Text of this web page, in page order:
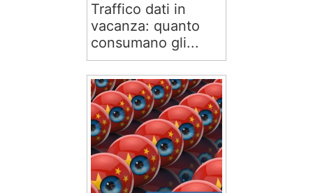
Traffico dati in
vacanza: quanto
consumano gli...